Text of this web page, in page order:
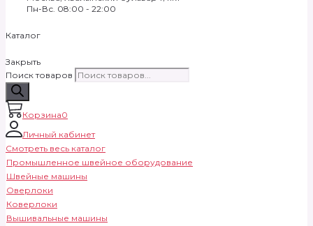
Пн-Вс. 08:00 - 22:00
Каталог
Закрыть
Поиск товаров
Корзина0
Личный кабинет
Смотреть весь каталог
Промышленное швейное оборудование
Швейные машины
Оверлоки
Коверлоки
Вышивальные машины